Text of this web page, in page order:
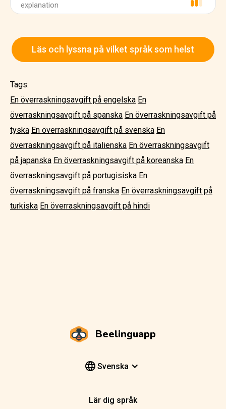
explanation
Läs och lyssna på vilket språk som helst
Tags:
En överraskningsavgift på engelska En
överraskningsavgift på spanska En överraskningsavgift på
tyska En överraskningsavgift på svenska En
överraskningsavgift på italienska En överraskningsavgift
på japanska En överraskningsavgift på koreanska En
överraskningsavgift på portugisiska En
överraskningsavgift på franska En överraskningsavgift på
turkiska En överraskningsavgift på hindi
Beelinguapp
Svenska
Lär dig språk